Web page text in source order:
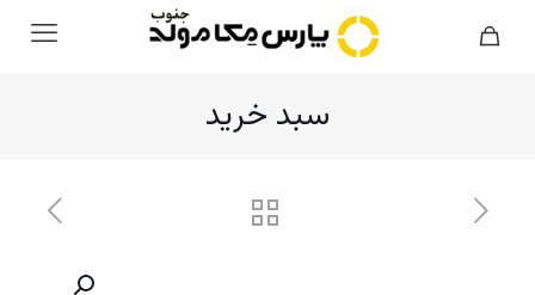
سبد خرید